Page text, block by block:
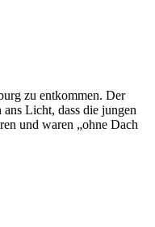
zu entkommen. Der
Licht, dass die jungen
und waren „ohne Dach